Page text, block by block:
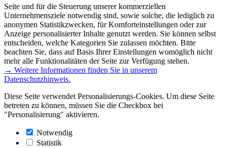
Seite und für die Steuerung unserer kommerziellen
Unternehmensziele notwendig sind, sowie solche, die lediglich zu
anonymen Statistikzwecken, für Komforteinstellungen oder zur
Anzeige personalisierter Inhalte genutzt werden. Sie können selbst
entscheiden, welche Kategorien Sie zulassen möchten. Bitte
beachten Sie, dass auf Basis Ihrer Einstellungen womöglich nicht
mehr alle Funktionalitäten der Seite zur Verfügung stehen.
→ Weitere Informationen finden Sie in unserem
Datenschutzhinweis.
Diese Seite verwendet Personalisierungs-Cookies. Um diese Seite
betreten zu können, müssen Sie die Checkbox bei
"Personalisierung" aktivieren.
Notwendig
Statistik